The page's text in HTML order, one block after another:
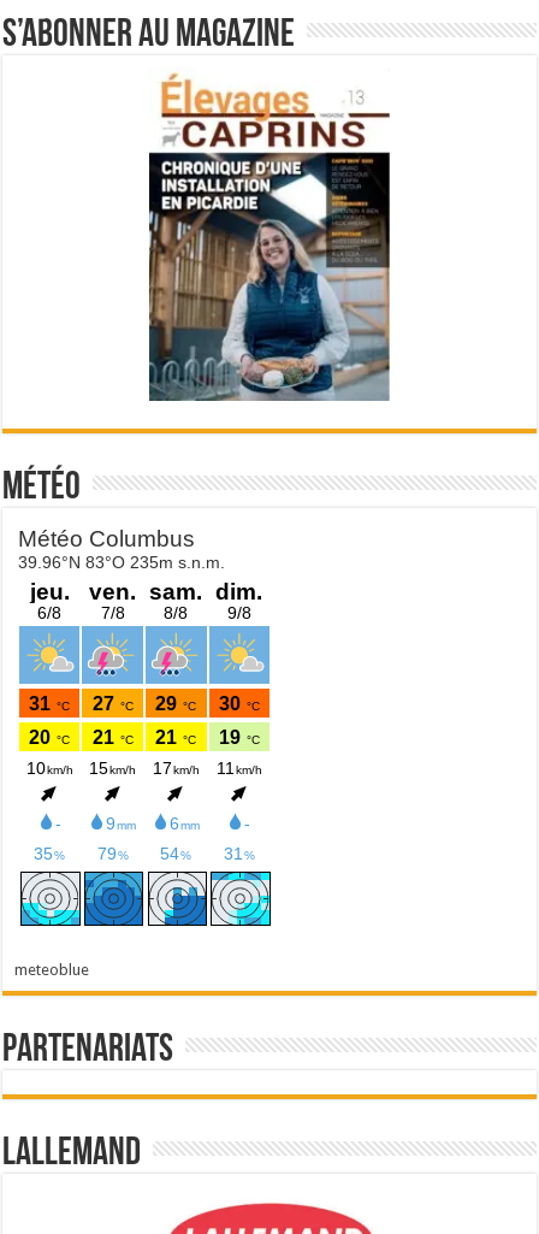
S’abonner au magazine
Météo
meteoblue
Partenariats
Lallemand